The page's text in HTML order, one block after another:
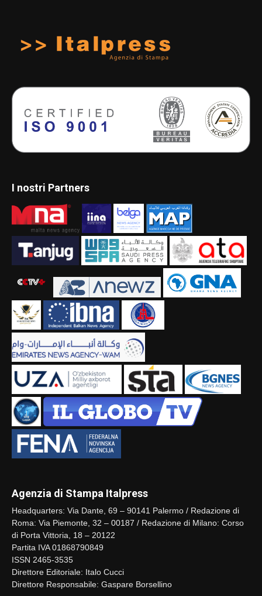
I nostri Partners
Agenzia di Stampa Italpress
Headquarters: Via Dante, 69 – 90141 Palermo / Redazione di
Roma: Via Piemonte, 32 – 00187 / Redazione di Milano: Corso
di Porta Vittoria, 18 – 20122
Partita IVA 01868790849
ISSN 2465-3535
Direttore Editoriale: Italo Cucci
Direttore Responsabile: Gaspare Borsellino